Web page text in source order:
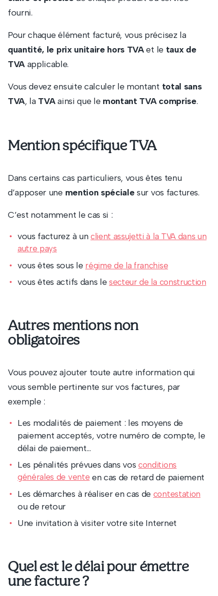
fourni.
Pour chaque élément facturé, vous précisez la
quantité, le prix unitaire hors TVAet le taux de
TVA applicable.
Vous devez ensuite calculer le montant total sans
TVA, la TVAainsi que le montant TVA comprise.
Mention spécifique TVA
Dans certains cas particuliers, vous êtes tenu
d’apposer une mention spéciale sur vos factures.
C’est notamment le cas si :
vous facturez à un client assujetti à la TVA dans un
autre pays
vous êtes sous le régime de la franchise
vous êtes actifs dans le secteur de la construction
Autres mentions non
obligatoires
Vous pouvez ajouter toute autre information qui
vous semble pertinente sur vos factures, par
exemple :
Les modalités de paiement : les moyens de
paiement acceptés, votre numéro de compte, le
délai de paiement…
Les pénalités prévues dans vosconditions
générales de vente en cas de retard de paiement
Les démarches à réaliser en cas de contestation
ou de retour
Une invitation à visiter votre site Internet
Quel est le délai pour émettre
une facture ?